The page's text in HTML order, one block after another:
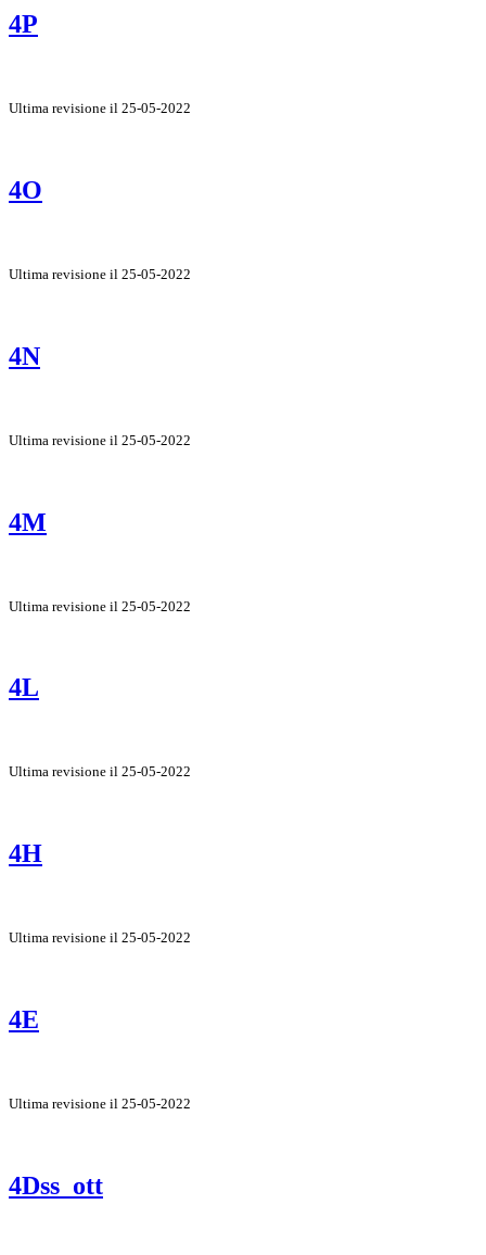
4P
Ultima revisione il 25-05-2022
4O
Ultima revisione il 25-05-2022
4N
Ultima revisione il 25-05-2022
4M
Ultima revisione il 25-05-2022
4L
Ultima revisione il 25-05-2022
4H
Ultima revisione il 25-05-2022
4E
Ultima revisione il 25-05-2022
4Dss_ott